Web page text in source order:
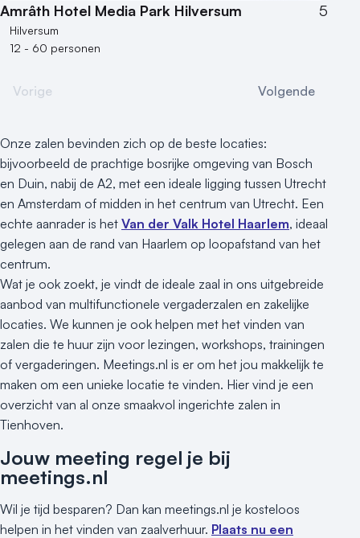
Amrâth Hotel Media Park Hilversum 5
Hilversum
12 - 60 personen
Vorige Volgende
Onze zalen bevinden zich op de beste locaties:
bijvoorbeeld de prachtige bosrijke omgeving van Bosch
en Duin, nabij de A2, met een ideale ligging tussen Utrecht
en Amsterdam of midden in het centrum van Utrecht. Een
echte aanrader is het Van der Valk Hotel Haarlem, ideaal
gelegen aan de rand van Haarlem op loopafstand van het
centrum.
Wat je ook zoekt, je vindt de ideale zaal in ons uitgebreide
aanbod van multifunctionele vergaderzalen en zakelijke
locaties. We kunnen je ook helpen met het vinden van
zalen die te huur zijn voor lezingen, workshops, trainingen
of vergaderingen. Meetings.nl is er om het jou makkelijk te
maken om een unieke locatie te vinden. Hier vind je een
overzicht van al onze smaakvol ingerichte zalen in
Tienhoven.
Jouw meeting regel je bij
meetings.nl
Wil je tijd besparen? Dan kan meetings.nl je kosteloos
helpen in het vinden van zaalverhuur. Plaats nu een